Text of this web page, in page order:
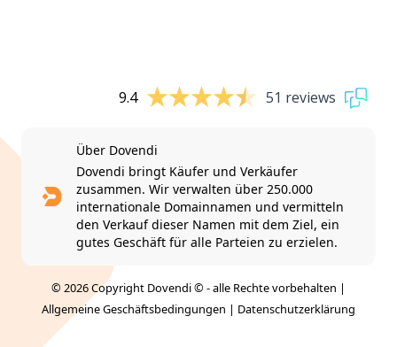
9.4 51 reviews
Über Dovendi
Dovendi bringt Käufer und Verkäufer
zusammen. Wir verwalten über 250.000
internationale Domainnamen und vermitteln
den Verkauf dieser Namen mit dem Ziel, ein
gutes Geschäft für alle Parteien zu erzielen.
© 2026 Copyright Dovendi © - alle Rechte vorbehalten |
Allgemeine Geschäftsbedingungen | Datenschutzerklärung